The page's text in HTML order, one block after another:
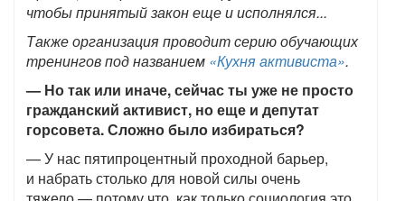
чтобы принятый закон еще и исполнялся...
Также организация проводит серию обучающих
тренингов под названием «Кухня активиста».
— Но так или иначе, сейчас ты уже не просто
гражданский активист, но еще и депутат
горсовета. Сложно было избираться?
— У нас пятипроцентный проходной барьер,
и набрать столько для новой силы очень